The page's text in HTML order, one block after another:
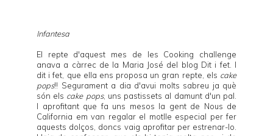
Infantesa
El repte d'aquest mes de les Cooking challenge
anava a càrrec de la Maria José del blog Dit i fet. I
dit i fet, que ella ens proposa un gran repte, els cake
pops!! Segurament a dia d'avui molts sabreu ja què
són els cake pops, uns pastissets al damunt d'un pal.
I aprofitant que fa uns mesos la gent de Nous de
California em van regalar el motlle especial per fer
aquests dolços, doncs vaig aprofitar per estrenar-lo.